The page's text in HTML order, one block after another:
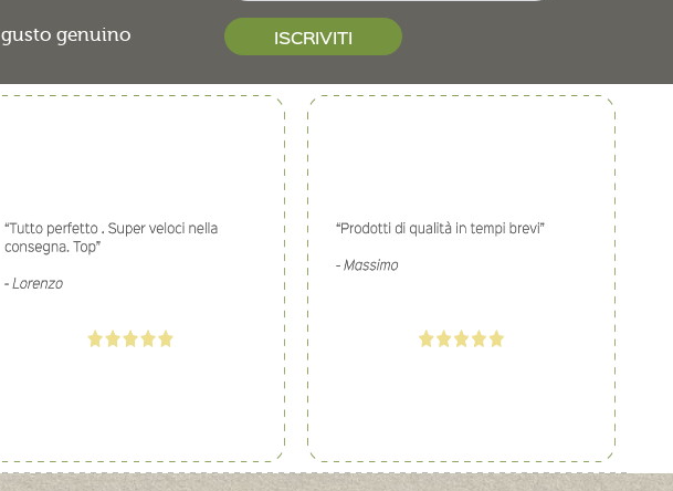
gusto genuino ISCRIVITI